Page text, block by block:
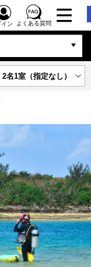
イン よくある質問
2名1室（指定なし）